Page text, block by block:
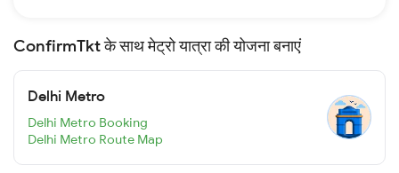
ConfirmTkt के साथ मेट्रो यात्रा की योजना बनाएं
Delhi Metro
Delhi Metro Booking
Delhi Metro Route Map